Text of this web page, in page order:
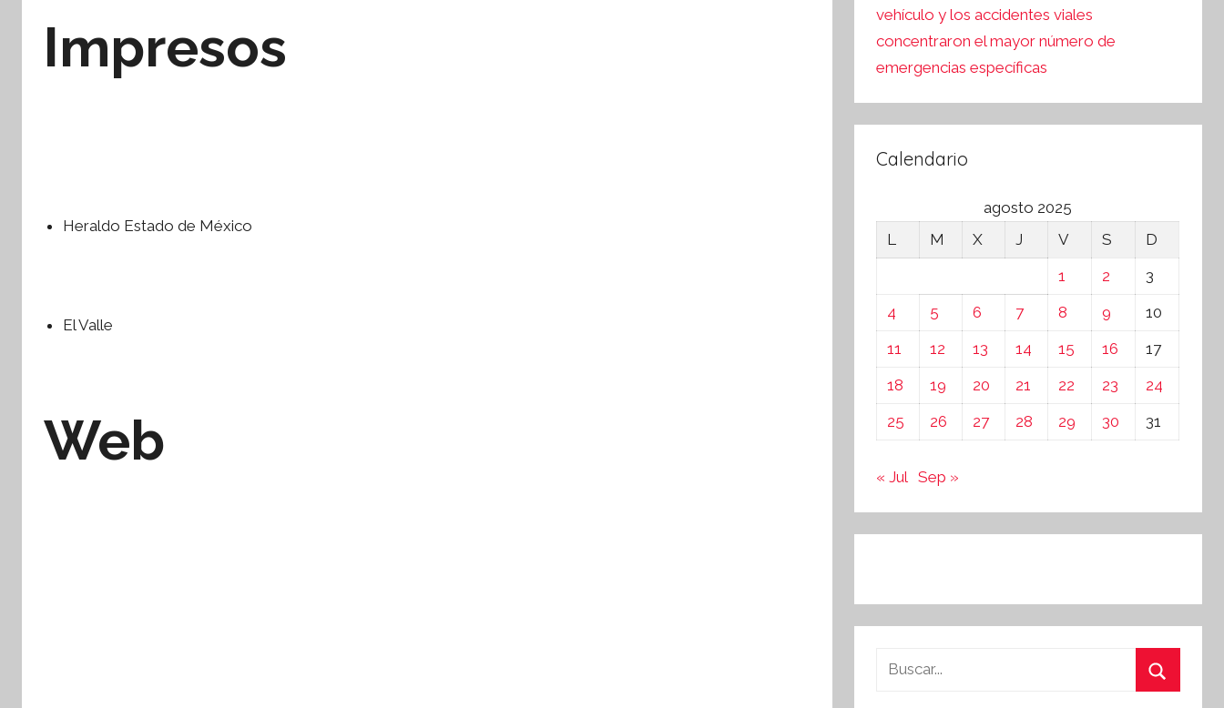
Impresos
Heraldo Estado de México
El Valle
Web
vehículo y los accidentes viales
concentraron el mayor número de
emergencias específicas
Calendario
agosto 2025
L
M X J V S
D
1
2
3
4
5 6 7 8 9
10
11
12 13 14 15 16
17
18
19 20 21 22 23
24
25
26 27 28 29 30 31
« Jul Sep »
Buscar: